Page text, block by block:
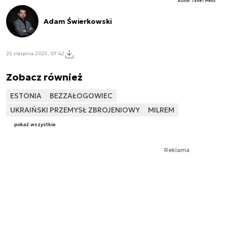
Adam Świerkowski
25 sierpnia 2025, 07:42
Zobacz również
ESTONIA
BEZZAŁOGOWIEC
UKRAIŃSKI PRZEMYSŁ ZBROJENIOWY
MILREM
pokaż wszystkie
Reklama